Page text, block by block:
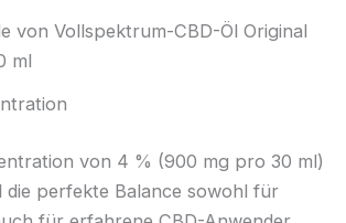
von Vollspektrum-CBD-Öl Original
ml
von 4 % (900 mg pro 30 ml)
die perfekte Balance sowohl für